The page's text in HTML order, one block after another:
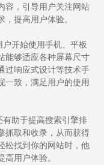
容，引导用户关注网站
提高用户体验。
开始使用手机、平板
能够适应各种屏幕尺寸
过响应式设计等技术手
一致，满足用户的使用
助于提高搜索引擎排
抓取和收录，从而获得
松找到你的网站时，他
用户体验。